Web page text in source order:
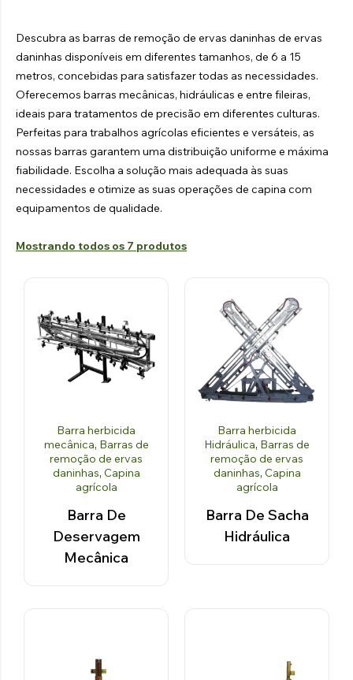
Descubra as barras de remoção de ervas daninhas de ervas
daninhas disponíveis em diferentes tamanhos, de 6 a 15
metros, concebidas para satisfazer todas as necessidades.
Oferecemos barras mecânicas, hidráulicas e entre fileiras,
ideais para tratamentos de precisão em diferentes culturas.
Perfeitas para trabalhos agrícolas eficientes e versáteis, as
nossas barras garantem uma distribuição uniforme e máxima
fiabilidade. Escolha a solução mais adequada às suas
necessidades e otimize as suas operações de capina com
equipamentos de qualidade.
Mostrando todos os 7 produtos
Barra herbicida
mecânica, Barras de
remoção de ervas
daninhas, Capina
agrícola
Barra De
Deservagem
Mecânica
Barra herbicida
Hidráulica, Barras de
remoção de ervas
daninhas, Capina
agrícola
Barra De Sacha
Hidráulica
Explorar os produtos